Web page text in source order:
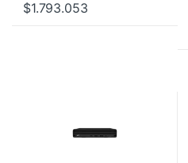
$1.793.053